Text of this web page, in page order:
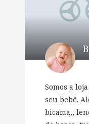
Somos a
seu bebê.
bicama,,